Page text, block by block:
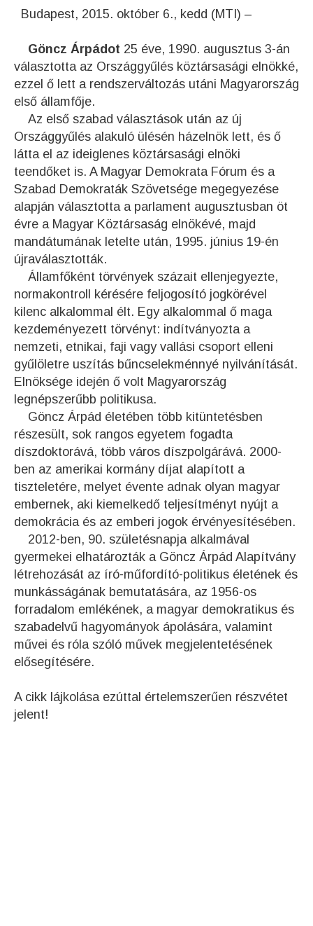
Budapest, 2015. október 6., kedd (MTI) –
Göncz Árpádot 25 éve, 1990. augusztus 3-án
választotta az Országgyűlés köztársasági elnökké,
ezzel ő lett a rendszerváltozás utáni Magyarország
első államfője.
Az első szabad választások után az új
Országgyűlés alakuló ülésén házelnök lett, és ő
látta el az ideiglenes köztársasági elnöki
teendőket is. A Magyar Demokrata Fórum és a
Szabad Demokraták Szövetsége megegyezése
alapján választotta a parlament augusztusban öt
évre a Magyar Köztársaság elnökévé, majd
mandátumának letelte után, 1995. június 19-én
újraválasztották.
Államfőként törvények százait ellenjegyezte,
normakontroll kérésére feljogosító jogkörével
kilenc alkalommal élt. Egy alkalommal ő maga
kezdeményezett törvényt: indítványozta a
nemzeti, etnikai, faji vagy vallási csoport elleni
gyűlöletre uszítás bűncselekménnyé nyilvánítását.
Elnöksége idején ő volt Magyarország
legnépszerűbb politikusa.
Göncz Árpád életében több kitüntetésben
részesült, sok rangos egyetem fogadta
díszdoktorává, több város díszpolgárává. 2000-
ben az amerikai kormány díjat alapított a
tiszteletére, melyet évente adnak olyan magyar
embernek, aki kiemelkedő teljesítményt nyújt a
demokrácia és az emberi jogok érvényesítésében.
2012-ben, 90. születésnapja alkalmával
gyermekei elhatározták a Göncz Árpád Alapítvány
létrehozását az író-műfordító-politikus életének és
munkásságának bemutatására, az 1956-os
forradalom emlékének, a magyar demokratikus és
szabadelvű hagyományok ápolására, valamint
művei és róla szóló művek megjelentetésének
elősegítésére.
A cikk lájkolása ezúttal értelemszerűen részvétet
jelent!